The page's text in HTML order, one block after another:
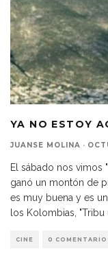
YA NO ESTOY
JUANSE MOLINA ·
El sábado nos vimos
ganó un montón de
es muy buena y es
los Kolombias, "Tribu
CINE 0